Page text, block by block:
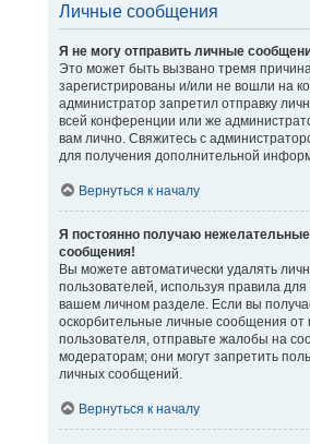
Личные сообщения
Я не могу отправить личные
Это может быть вызвано тремя
зарегистрированы и/или не вошли на
администратор запретил отправку
всей конференции или же
вам лично. Свяжитесь с
для получения дополнительной
Вернуться к началу
Я постоянно получаю
сообщения!
Вы можете автоматически удалять
пользователей, используя правила
вашем личном разделе. Если вы
оскорбительные личные сообщения от
пользователя, отправьте жалобы на
модераторам; они могут запретить
личных сообщений.
Вернуться к началу